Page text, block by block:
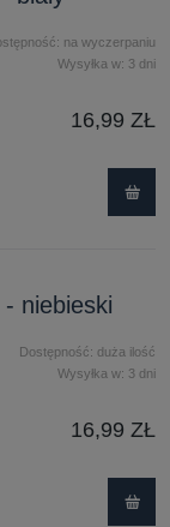
na wyczerpaniu
Wysyłka w: 3 dni
16,99 ZŁ
niebieski
Dostępność: duża ilość
Wysyłka w: 3 dni
16,99 ZŁ